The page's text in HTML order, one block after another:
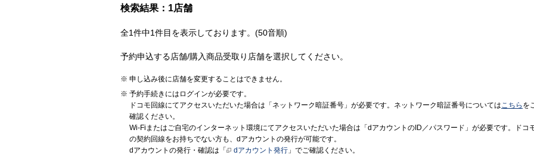
検索結果：1店舗
全1件中1件目を表示しております。(50音順)
予約申込する店舗/購入商品受取り店舗を選択してください。
申し込み後に店舗を変更することはできません。
予約手続きにはログインが必要です。
ドコモ回線にてアクセスいただいた場合は「ネットワーク暗証番号」が必要です。ネットワーク暗証番号についてはこちら を
確認ください。
Wi-Fiまたはご自宅のインターネット環境にてアクセスいただいた場合は「dアカウントのID／パスワード」が必要です。ドコ
の契約回線をお持ちでない方も、dアカウントの発行が可能です。
dアカウントの発行・確認は「
dアカウント発行 」でご確認ください。